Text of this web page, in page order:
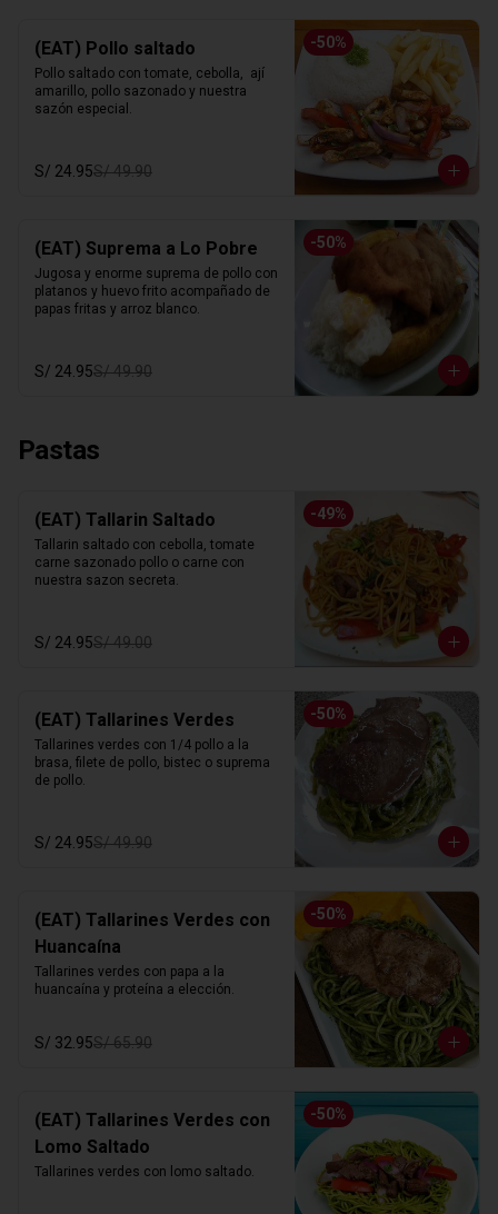
-50%
(EAT) Pollo saltado
Pollo saltado con tomate, cebolla,  ají
amarillo, pollo sazonado y nuestra
sazón especial.
S/ 24.95S/ 49.90
-50%
(EAT) Suprema a Lo Pobre
Jugosa y enorme suprema de pollo con
platanos y huevo frito acompañado de
papas fritas y arroz blanco.
S/ 24.95S/ 49.90
Pastas
-49%
(EAT) Tallarin Saltado
Tallarin saltado con cebolla, tomate
carne sazonado pollo o carne con
nuestra sazon secreta.
S/ 24.95S/ 49.00
-50%
(EAT) Tallarines Verdes
Tallarines verdes con 1/4 pollo a la
brasa, filete de pollo, bistec o suprema
de pollo.
S/ 24.95S/ 49.90
-50%
(EAT) Tallarines Verdes con
Huancaína
Tallarines verdes con papa a la
huancaína y proteína a elección.
S/ 32.95S/ 65.90
-50%
(EAT) Tallarines Verdes con
Lomo Saltado
Tallarines verdes con lomo saltado.